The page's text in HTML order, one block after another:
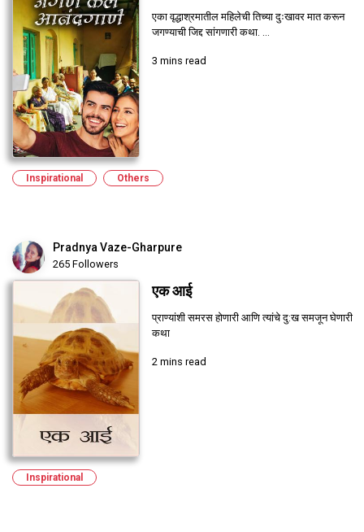
एका वृद्धाश्रमातील महिलेची तिच्या दुःखावर मात करून
जगण्याची जिद्द सांगणारी कथा. ...
3 mins read
Inspirational Others
Pradnya Vaze-Gharpure
265 Followers
एक आई
प्राण्यांशी समरस होणारी आणि त्यांचे दु:ख समजून घेणारी
कथा
2 mins read
Inspirational